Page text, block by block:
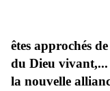
êtes approchés
du Dieu vivant,...
la nouvelle